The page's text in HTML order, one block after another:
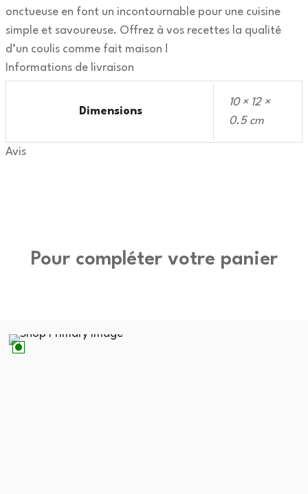
onctueuse en font un incontournable pour une cuisine
simple et savoureuse. Offrez à vos recettes la qualité
d’un coulis comme fait maison !
Informations de livraison
Dimensions
10 × 12 ×
0.5 cm
Avis
Pour compléter votre panier